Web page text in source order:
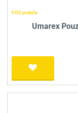
CO2 pistole
Umarex